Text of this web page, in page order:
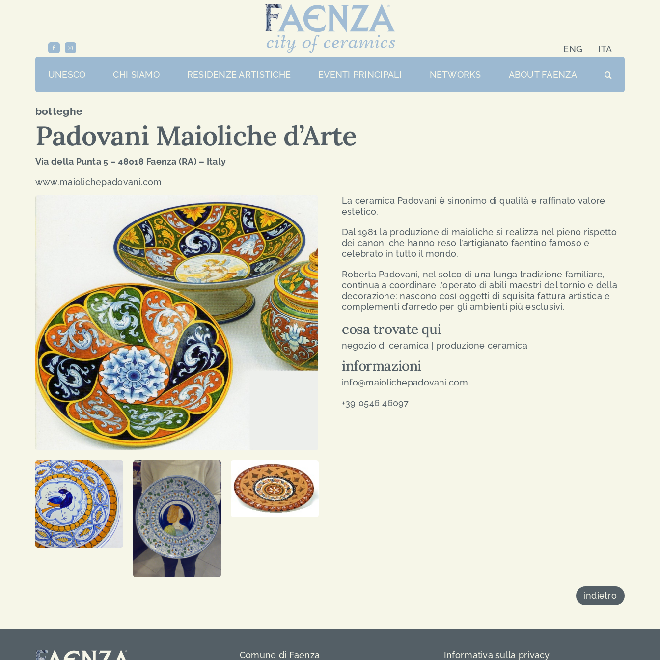
ENG ITA
UNESCO CHI SIAMO RESIDENZE ARTISTICHE EVENTI PRINCIPALI NETWORKS ABOUT FAENZA
botteghe
Padovani Maioliche d’Arte
Via della Punta 5 – 48018 Faenza (RA) – Italy
www.maiolichepadovani.com
La ceramica Padovani è sinonimo di qualità e raffinato valore
estetico.
Dal 1981 la produzione di maioliche si realizza nel pieno rispetto
dei canoni che hanno reso l’artigianato faentino famoso e
celebrato in tutto il mondo.
Roberta Padovani, nel solco di una lunga tradizione familiare,
continua a coordinare l’operato di abili maestri del tornio e della
decorazione: nascono così oggetti di squisita fattura artistica e
complementi d’arredo per gli ambienti più esclusivi.
cosa trovate qui
negozio di ceramica | produzione ceramica
informazioni
info@maiolichepadovani.com
+39 0546 46097
indietro
Comune di Faenza Informativa sulla privacy